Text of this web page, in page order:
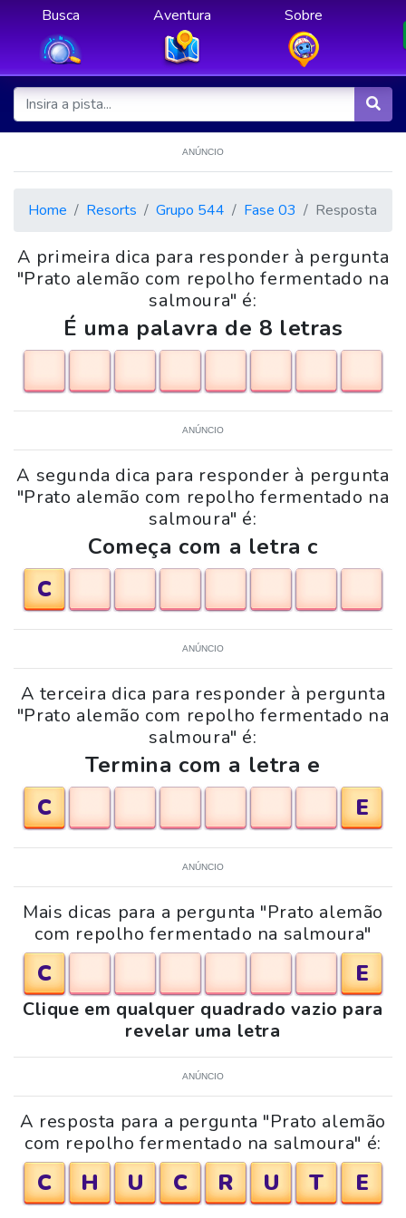
Busca Aventura Sobre
ANÚNCIO
Home Resorts Grupo 544 Fase 03 Resposta
A primeira dica para responder à pergunta
"Prato alemão com repolho fermentado na
salmoura" é:
É uma palavra de 8 letras
ANÚNCIO
A segunda dica para responder à pergunta
"Prato alemão com repolho fermentado na
salmoura" é:
Começa com a letra c
C
ANÚNCIO
A terceira dica para responder à pergunta
"Prato alemão com repolho fermentado na
salmoura" é:
Termina com a letra e
C
E
ANÚNCIO
Mais dicas para a pergunta "Prato alemão
com repolho fermentado na salmoura"
C E
Clique em qualquer quadrado vazio para
revelar uma letra
ANÚNCIO
A resposta para a pergunta "Prato alemão
com repolho fermentado na salmoura" é:
C H U C R U T E